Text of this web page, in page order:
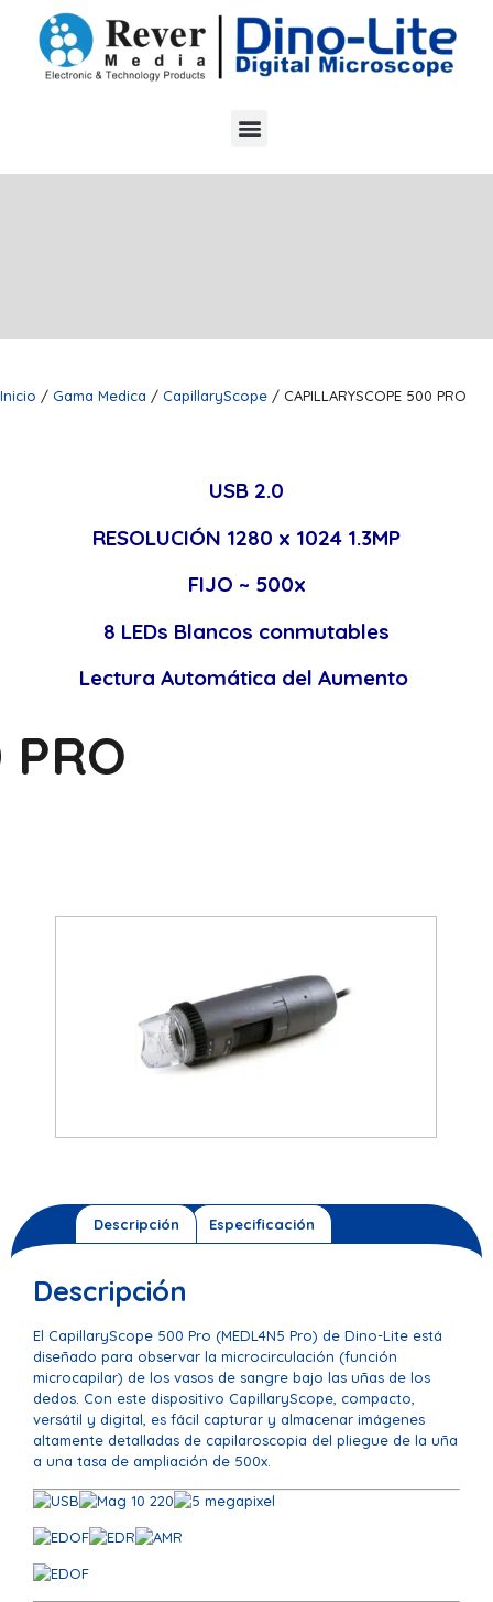
Inicio / Gama Medica / CapillaryScope / CAPILLARYSCOPE 500 PRO
USB 2.0
RESOLUCIÓN 1280 x 1024 1.3MP
FIJO ~ 500x
8 LEDs Blancos conmutables
Lectura Automática del Aumento
PRO
Descripción Especificación
Descripción
El CapillaryScope 500 Pro (MEDL4N5 Pro) de Dino-Lite está
diseñado para observar la microcirculación (función
microcapilar) de los vasos de sangre bajo las uñas de los
dedos. Con este dispositivo CapillaryScope, compacto,
versátil y digital, es fácil capturar y almacenar imágenes
altamente detalladas de capilaroscopia del pliegue de la uña
a una tasa de ampliación de 500x.